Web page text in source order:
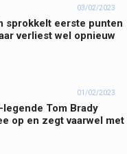
03/02/2023
sprokkelt eerste punten
verliest wel opnieuw
01/02/2023
Tom Brady
op en zegt vaarwel met